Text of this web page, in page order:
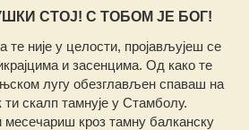
СТОЈ! С ТОБОМ ЈЕ БОГ!
те није у целости, пројављујеш се
и засенцима. Од како те
лугу обезглављен спаваш на
скалп тамнује у Стамболу.
кроз тамну балканску